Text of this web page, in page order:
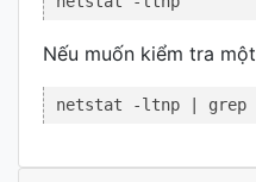
Nếu muốn kiểm tra
netstat -ltnp | grep